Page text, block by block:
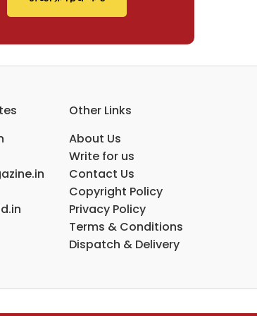
Other Links
About Us
Write for us
Contact Us
Copyright Policy
Privacy Policy
Terms & Conditions
Dispatch & Delivery